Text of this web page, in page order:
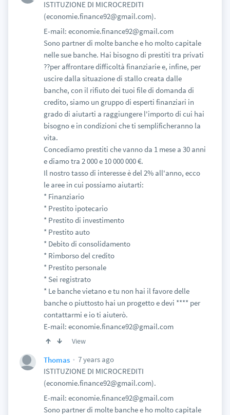
ISTITUZIONE DI MICROCREDITI
(economie.finance92@gmail.com).
E-mail: economie.finance92@gmail.com
Sono partner di molte banche e ho molto capitale
nelle sue banche. Hai bisogno di prestiti tra privati
??per affrontare difficoltà finanziarie e, infine, per
uscire dalla situazione di stallo creata dalle
banche, con il rifiuto dei tuoi file di domanda di
credito, siamo un gruppo di esperti finanziari in
grado di aiutarti a raggiungere l'importo di cui hai
bisogno e in condizioni che ti semplificheranno la
vita.
Concediamo prestiti che vanno da 1 mese a 30 anni
e diamo tra 2 000 e 10 000 000 €.
Il nostro tasso di interesse è del 2% all'anno, ecco
le aree in cui possiamo aiutarti:
* Finanziario
* Prestito ipotecario
* Prestito di investimento
* Prestito auto
* Debito di consolidamento
* Rimborso del credito
* Prestito personale
* Sei registrato
* Le banche vietano e tu non hai il favore delle
banche o piuttosto hai un progetto e devi **** per
contattarmi e io ti aiuterò.
E-mail: economie.finance92@gmail.com
View
Thomas
7 years ago
ISTITUZIONE DI MICROCREDITI
(economie.finance92@gmail.com).
E-mail: economie.finance92@gmail.com
Sono partner di molte banche e ho molto capitale